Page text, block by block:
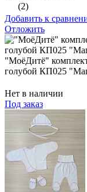
(2)
Добавить к
Отложить
"МоёДитё"
голубой КП025
Нет в наличии
Под заказ